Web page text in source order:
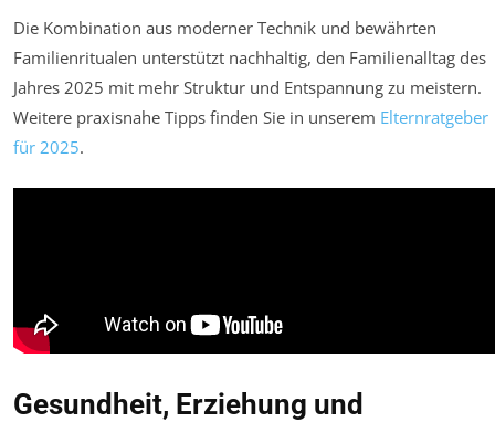
Die Kombination aus moderner Technik und bewährten
Familienritualen unterstützt nachhaltig, den Familienalltag des
Jahres 2025 mit mehr Struktur und Entspannung zu meistern.
Weitere praxisnahe Tipps finden Sie in unserem Elternratgeber
für 2025.
Gesundheit, Erziehung und